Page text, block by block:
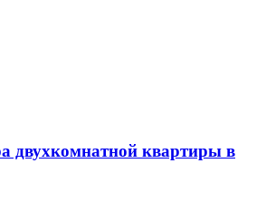
двухкомнатной квартиры в